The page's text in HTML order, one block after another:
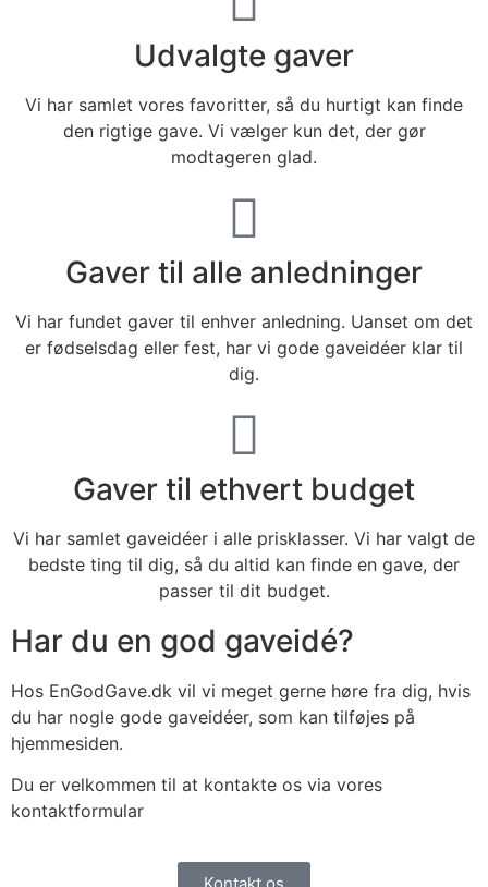
Udvalgte gaver
Vi har samlet vores favoritter, så du hurtigt kan finde
den rigtige gave. Vi vælger kun det, der gør
modtageren glad.
Gaver til alle anledninger
Vi har fundet gaver til enhver anledning. Uanset om det
er fødselsdag eller fest, har vi gode gaveidéer klar til
dig.
Gaver til ethvert budget
Vi har samlet gaveidéer i alle prisklasser. Vi har valgt de
bedste ting til dig, så du altid kan finde en gave, der
passer til dit budget.
Har du en god gaveidé?
Hos EnGodGave.dk vil vi meget gerne høre fra dig, hvis
du har nogle gode gaveidéer, som kan tilføjes på
hjemmesiden.
Du er velkommen til at kontakte os via vores
kontaktformular